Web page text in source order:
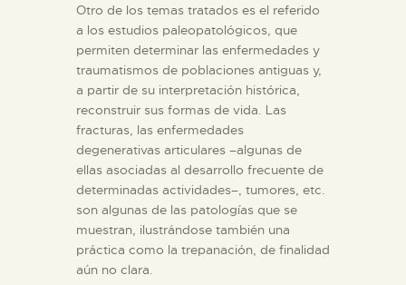
Otro de los temas tratados es el referido
a los estudios paleopatológicos, que
permiten determinar las enfermedades y
traumatismos de poblaciones antiguas y,
a partir de su interpretación histórica,
reconstruir sus formas de vida. Las
fracturas, las enfermedades
degenerativas articulares –algunas de
ellas asociadas al desarrollo frecuente de
determinadas actividades–, tumores, etc.
son algunas de las patologías que se
muestran, ilustrándose también una
práctica como la trepanación, de finalidad
aún no clara.